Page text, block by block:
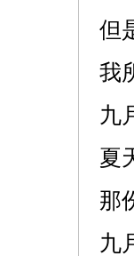
但
我
九
夏
那
九